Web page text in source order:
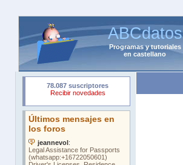
ABCdatos
Programasytutoriales
en castellano